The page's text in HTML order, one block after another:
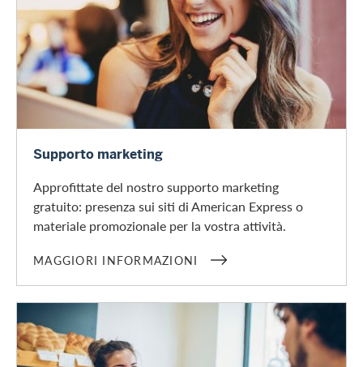
Maggiori informazioni
Supporto marketing
Approfittate del nostro supporto marketing
gratuito: presenza sui siti di American Express o
materiale promozionale per la vostra attività.
MAGGIORI INFORMAZIONI